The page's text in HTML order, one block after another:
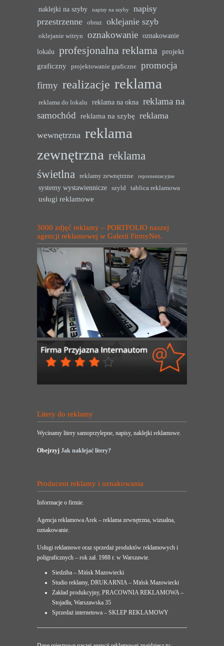
naklejki na szyby
napisy na szyby
napisy
przestrzenne
obraz oklejanie szyb
oklejanie witryn oznakowanie oznakowanie
lokalu profesjonalna reklama projekt
graficzny
projektowanie graficzne
promocja
firmy realizacje reklama
reklama do lokalu reklama na okna reklama na
samochód reklama na szybę reklama
wewnętrzna reklama
zewnętrzna reklama
świetlna
reklamy zewnętrzne reprezentacyjne
systemy wystawiennicze szyld tablica reklamowa
usługi reklamowe
3000 zdjęć reklamy – PORTFOLIO naszej
agencji reklamowej w Galerii FirmyNet.
Litery do reklamy
Wycinamy litery samoprzylepne, napisy, naklejki reklamowe.
Obejrzyj Jak naklejać litery?
Producent reklamy i oznakowania
Informacje o firmie.
Agencja reklamowa Arek – reklama zewnętrzna, wizualna,
oznakowanie.
Usługi reklamowe oraz sprzedaż produktów reklamowych i
poligraficznych – rok zał. 1988 r. w Warszawie.
Siedziba – Mińsk Mazowiecki
Studio reklamy, DRUKARNIA – Mińsk Mazowiecki
Zakład produkcyjny, PRACOWNIA REKLAMOWA –
Stojadła, Warszawska 35
Sprzedaż internetowa – SKLEP REKLAMOWY